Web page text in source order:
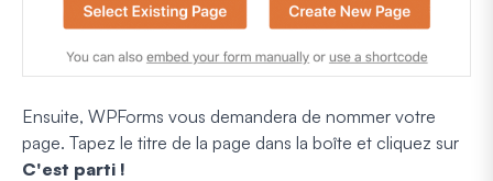
Ensuite, WPForms vous demandera de nommer votre
page. Tapez le titre de la page dans la boîte et cliquez sur
C'est parti !